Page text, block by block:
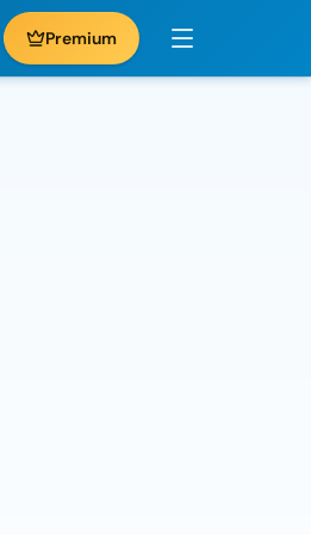
Premium